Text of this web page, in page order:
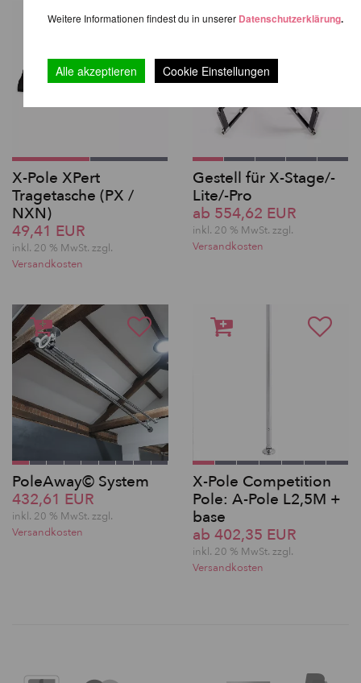
X-Pole XPert
Tragetasche (PX /
NXN)
49,41 EUR
inkl. 20 % MwSt. zzgl.
Versandkosten
Gestell für X-Stage/-
Lite/-Pro
ab 554,62 EUR
inkl. 20 % MwSt. zzgl.
Versandkosten
PoleAway© System
432,61 EUR
inkl. 20 % MwSt. zzgl.
Versandkosten
X-Pole Competition
Pole: A-Pole L2,5M +
base
ab 402,35 EUR
inkl. 20 % MwSt. zzgl.
Versandkosten
Weitere Informationen findest du in unserer Datenschutzerklärung.
Alle akzeptieren Cookie Einstellungen